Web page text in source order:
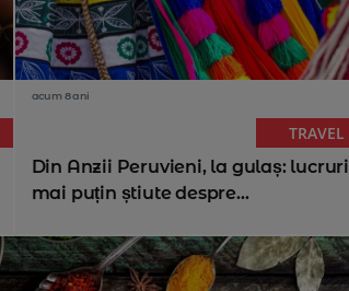
acum 8 ani
TRAVEL
Din Anzii Peruvieni, la gulaș: lucruri
mai puțin știute despre...